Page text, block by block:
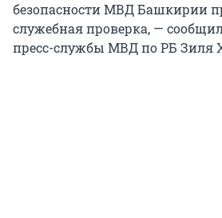
безопасности МВД Башкирии
служебная проверка, —
пресс-службы МВД по РБ Зиля